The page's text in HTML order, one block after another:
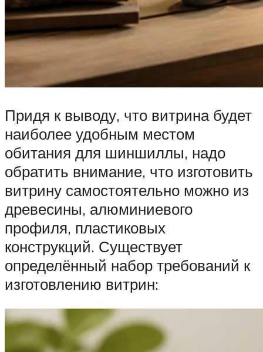
Придя к выводу, что витрина будет
наиболее удобным местом
обитания для шиншиллы, надо
обратить внимание, что изготовить
витрину самостоятельно можно из
древесины, алюминиевого
профиля, пластиковых
конструкций. Существует
определённый набор требований к
изготовлению витрин: